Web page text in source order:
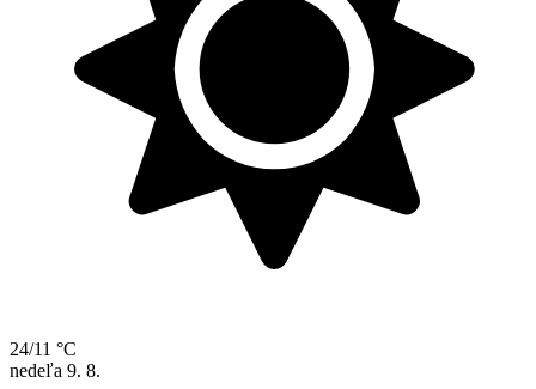
24/11 °C
nedeľa 9. 8.